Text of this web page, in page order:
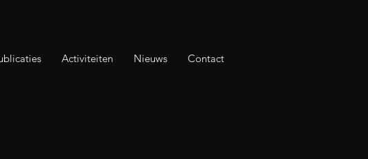
Activiteiten Nieuws Contact